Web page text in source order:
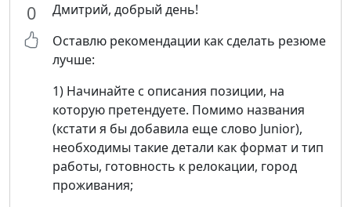
0
Дмитрий, добрый день!
Оставлю рекомендации как сделать резюме
лучше:
1) Начинайте с описания позиции, на
которую претендуете. Помимо названия
(кстати я бы добавила еще слово Junior),
необходимы такие детали как формат и тип
работы, готовность к релокации, город
проживания;